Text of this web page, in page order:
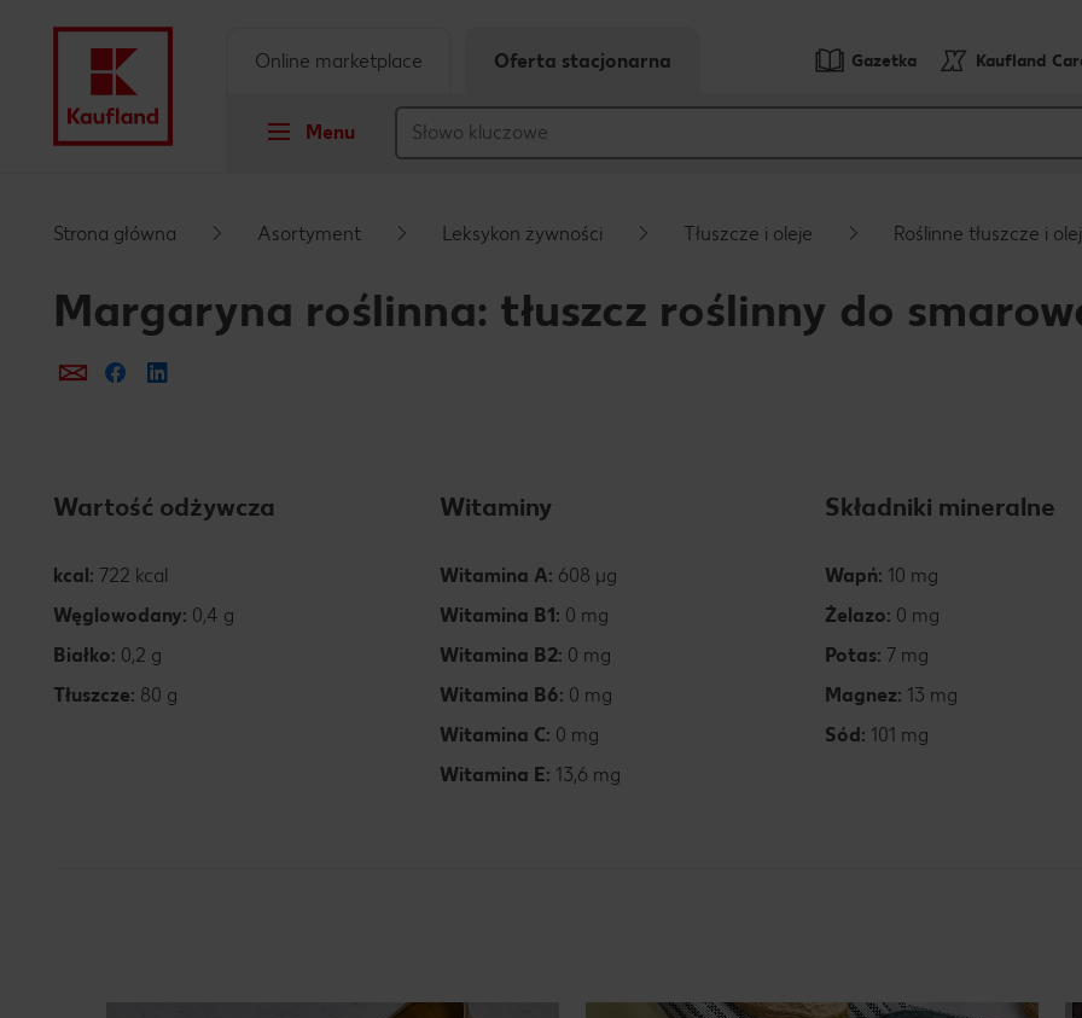
Gazetka Kaufland
Menu
Online marketplace Oferta stacjonarna
Strona główna Asortyment Leksykon żywności Tłuszcze i oleje Roślinne tłuszcze i
Margaryna roślinna: tłuszcz roślinny do
Prześlij e-mailem
Udostępnij na Facebooku
Wartość odżywcza
kcal: 722 kcal
Węglowodany: 0,4 g
Białko: 0,2 g
Tłuszcze: 80 g
Witaminy
Witamina A: 608 µg
Witamina B1: 0 mg
Witamina B2: 0 mg
Witamina B6: 0 mg
Witamina C: 0 mg
Witamina E: 13,6 mg
Składniki mineralne
Wapń: 10 mg
Żelazo: 0 mg
Potas: 7 mg
Magnez: 13 mg
Sód: 101 mg